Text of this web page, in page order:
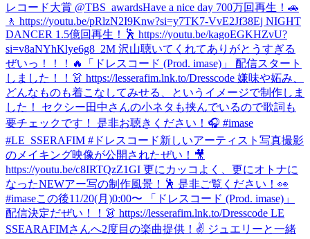
レコード大賞 @TBS_awardsHave a nice day 700万回再生！🚗
🚶 https://youtu.be/pRlzN2I9Knw?si=y7TK7-VvE2Jf38Ej NIGHT
DANCER 1.5億回再生！🕺 https://youtu.be/kagoEGKHZvU?
si=v8aNYhKlye6g8_2M 沢山聴いてくれてありがとうすぎる
ぜいっ！！！🔥
「ドレスコード (Prod. imase)」 配信スタート
しました！！👗 https://lesserafim.lnk.to/Dresscode 嫌味や妬み、
どんなものも着こなしてみせる、というイメージで制作しま
した！ セクシー田中さんの小ネタも挟んでいるので歌詞も
要チェックです！ 是非お聴きください！🎧 #imase
#LE_SSERAFIM #ドレスコード新しいアーティスト写真撮影
のメイキング映像が公開されたぜい！🎥
https://youtu.be/c8IRTQzZ1GI 更にカッコよく、更にオトナに
なったNEWアー写の制作風景！🕺 是非ご覧ください！👀
#imaseこの後11/20(月)0:00〜 「ドレスコード (Prod. imase)」
配信決定だぜい！！👗 https://lesserafim.lnk.to/Dresscode LE
SSEARAFIMさんへ2度目の楽曲提供！✌️ ジュエリーと一緒